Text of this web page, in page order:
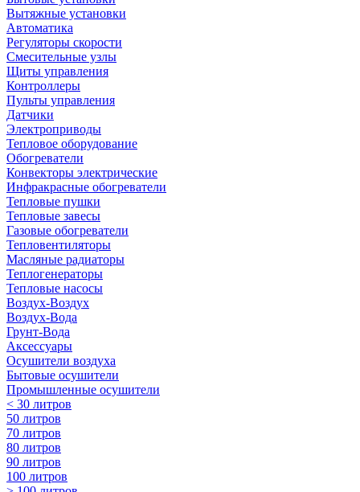
Вытяжные установки
Автоматика
Регуляторы скорости
Смесительные узлы
Щиты управления
Контроллеры
Пульты управления
Датчики
Электроприводы
Тепловое оборудование
Обогреватели
Конвекторы электрические
Инфракрасные обогреватели
Тепловые пушки
Тепловые завесы
Газовые обогреватели
Тепловентиляторы
Масляные радиаторы
Теплогенераторы
Тепловые насосы
Воздух-Воздух
Воздух-Вода
Грунт-Вода
Аксессуары
Осушители воздуха
Бытовые осушители
Промышленные осушители
< 30 литров
50 литров
70 литров
80 литров
90 литров
100 литров